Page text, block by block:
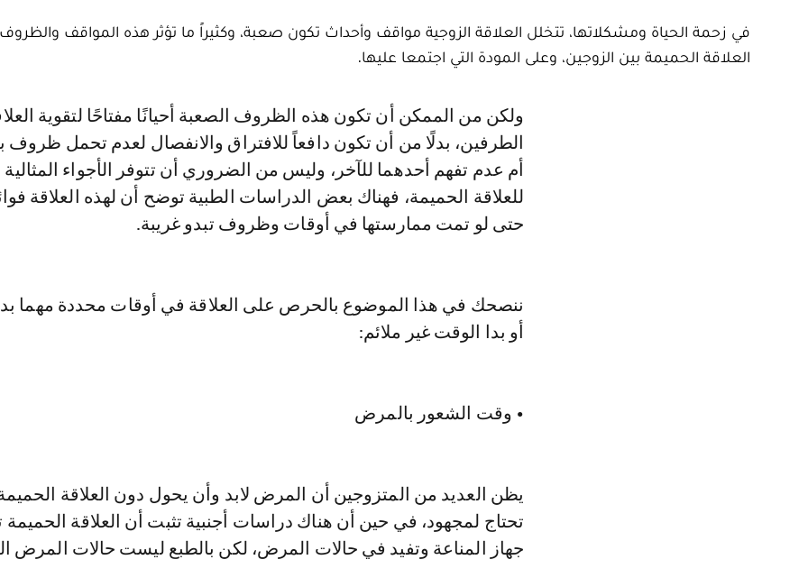
في زحمة الحياة ومشكلاتها، تتخلل العلاقة الزوجية مواقف وأحداث تكون صعبة، وكثيراً ما تؤثر هذه المواقف
العلاقة الحميمة بين الزوجين، وعلى المودة التي اجتمعا عليها.
ولكن من الممكن أن تكون هذه الظروف الصعبة أحيانًا مفتاحًا لتقوية العلاقة بين
الطرفين، بدلًا من أن تكون دافعاً للافتراق والانفصال لعدم تحمل ظروف
أم عدم تفهم أحدهما للآخر، وليس من الضروري أن تتوفر الأجواء المثالية
للعلاقة الحميمة، فهناك بعض الدراسات الطبية توضح أن لهذه العلاقة
حتى لو تمت ممارستها في أوقات وظروف تبدو غريبة.
ننصحك في هذا الموضوع بالحرص على العلاقة في أوقات محددة مهما
أو بدا الوقت غير ملائم:
• وقت الشعور بالمرض
يظن العديد من المتزوجين أن المرض لابد وأن يحول دون العلاقة
تحتاج لمجهود، في حين أن هناك دراسات أجنبية تثبت أن العلاقة الحميمة
جهاز المناعة وتفيد في حالات المرض، لكن بالطبع ليست حالات المرض